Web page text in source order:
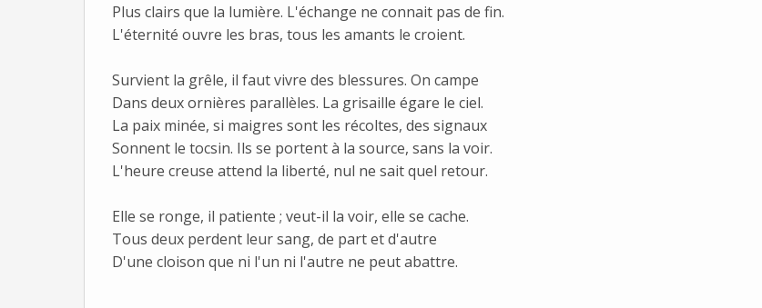
Plus clairs que la lumière. L'échange ne connait pas de fin.
L'éternité ouvre les bras, tous les amants le croient.
Survient la grêle, il faut vivre des blessures. On campe
Dans deux ornières parallèles. La grisaille égare le ciel.
La paix minée, si maigres sont les récoltes, des signaux
Sonnent le tocsin. Ils se portent à la source, sans la voir.
L'heure creuse attend la liberté, nul ne sait quel retour.
Elle se ronge, il patiente ; veut-il la voir, elle se cache.
Tous deux perdent leur sang, de part et d'autre
D'une cloison que ni l'un ni l'autre ne peut abattre.